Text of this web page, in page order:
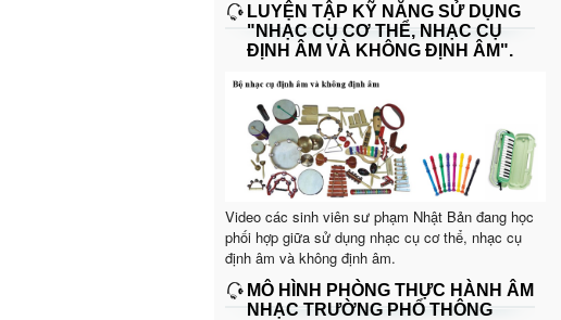
LUYỆN TẬP KỸ NĂNG SỬ DỤNG
"NHẠC CỤ CƠ THỂ, NHẠC CỤ
ĐỊNH ÂM VÀ KHÔNG ĐỊNH ÂM".
Video các sinh viên sư phạm Nhật Bản đang học
phối hợp giữa sử dụng nhạc cụ cơ thể, nhạc cụ
định âm và không định âm.
MÔ HÌNH PHÒNG THỰC HÀNH ÂM
NHẠC TRƯỜNG PHỔ THÔNG